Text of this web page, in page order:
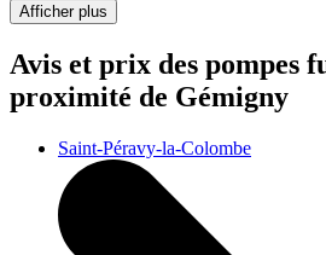
Afficher plus
Avis et prix des pompes
proximité de Gémigny
Saint-Péravy-la-Colombe